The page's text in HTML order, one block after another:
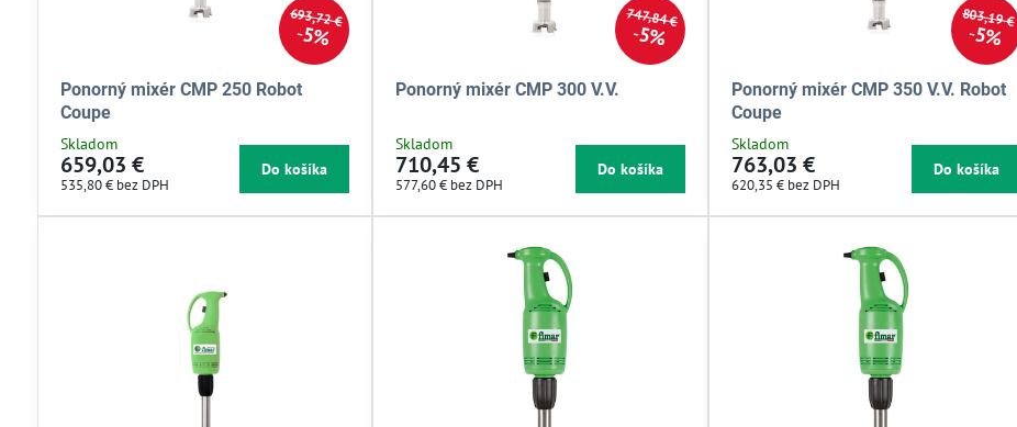
693,72 €
5%
Ponorný mixér CMP 250 Robot
Coupe
Skladom
659,03 €
535,80 € bez DPH
Do košíka
747,84 €
5%
Ponorný mixér CMP 300 V.V.
Skladom
710,45 €
577,60 € bez DPH
Do košíka
803,19 €
5%
Ponorný mixér CMP 350 V.V. Robot
Coupe
Skladom
763,03 €
620,35 € bez DPH
Do košíka